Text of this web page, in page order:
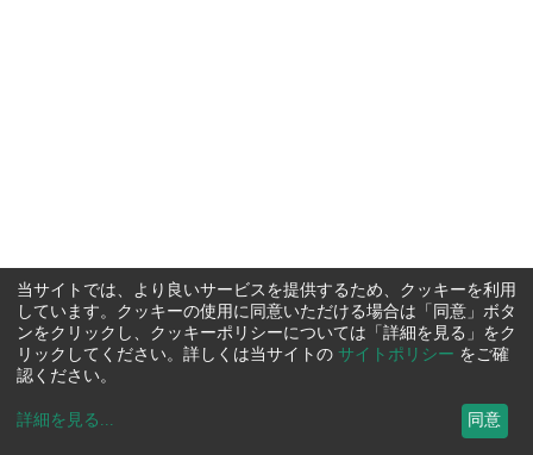
当サイトでは、より良いサービスを提供するため、クッキーを利用
しています。クッキーの使用に同意いただける場合は「同意」ボタ
ンをクリックし、クッキーポリシーについては「詳細を見る」をク
リックしてください。詳しくは当サイトの サイトポリシー をご確
認ください。
詳細を見る ... 同意